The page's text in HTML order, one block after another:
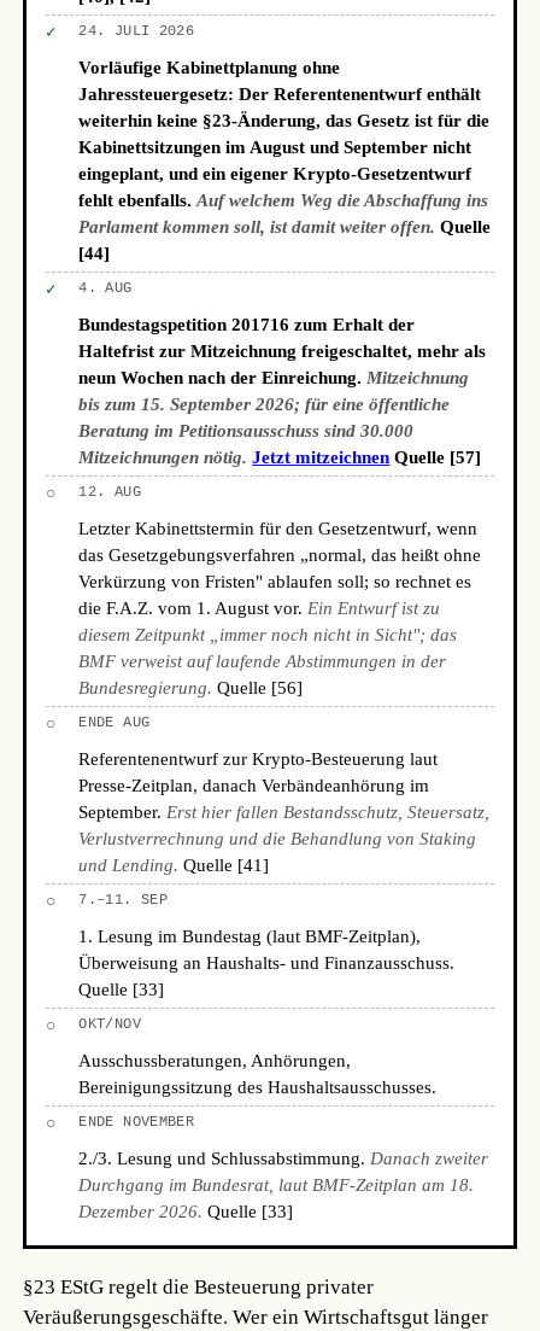
✓ 24. JULI 2026
Vorläufige Kabinettplanung ohne
Jahressteuergesetz: Der Referentenentwurf enthält
weiterhin keine §23-Änderung, das Gesetz ist für die
Kabinettsitzungen im August und September nicht
eingeplant, und ein eigener Krypto-Gesetzentwurf
fehlt ebenfalls.Auf welchem Weg die Abschaffung ins
Parlament kommen soll, ist damit weiter offen. Quelle
[44]
✓ 4. AUG
Bundestagspetition 201716 zum Erhalt der
Haltefrist zur Mitzeichnung freigeschaltet, mehr als
neun Wochen nach der Einreichung. Mitzeichnung
bis zum 15. September 2026; für eine öffentliche
Beratung im Petitionsausschuss sind 30.000
Mitzeichnungen nötig. Jetzt mitzeichnen Quelle [57]
○ 12. AUG
Letzter Kabinettstermin für den Gesetzentwurf, wenn
das Gesetzgebungsverfahren „normal, das heißt ohne
Verkürzung von Fristen" ablaufen soll; so rechnet es
die F.A.Z. vom 1. August vor. Ein Entwurf ist zu
diesem Zeitpunkt „immer noch nicht in Sicht"; das
BMF verweist auf laufende Abstimmungen in der
Bundesregierung. Quelle [56]
○ ENDE AUG
Referentenentwurf zur Krypto-Besteuerung laut
Presse-Zeitplan, danach Verbändeanhörung im
September. Erst hier fallen Bestandsschutz, Steuersatz,
Verlustverrechnung und die Behandlung von Staking
und Lending. Quelle [41]
○ 7.–11. SEP
1. Lesung im Bundestag (laut BMF-Zeitplan),
Überweisung an Haushalts- und Finanzausschuss.
Quelle [33]
○ OKT/NOV
Ausschussberatungen, Anhörungen,
Bereinigungssitzung des Haushaltsausschusses.
○ ENDE NOVEMBER
2./3. Lesung und Schlussabstimmung. Danach zweiter
Durchgang im Bundesrat, laut BMF-Zeitplan am 18.
Dezember 2026. Quelle [33]
§23 EStG regelt die Besteuerung privater
Veräußerungsgeschäfte. Wer ein Wirtschaftsgut länger